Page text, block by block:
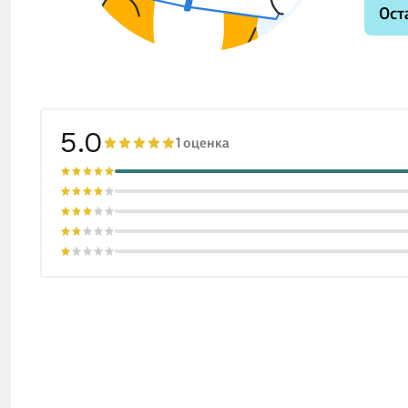
5.0 1 оценка